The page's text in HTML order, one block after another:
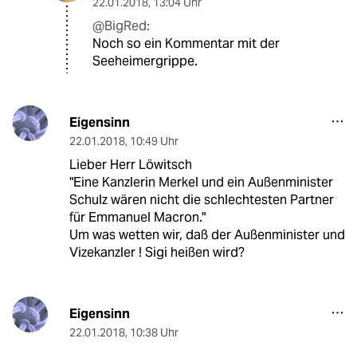
@BigRed:
Noch so ein Kommentar mit der
Seeheimergrippe.
Eigensinn
22.01.2018, 10:49 Uhr
Lieber Herr Löwitsch
"Eine Kanzlerin Merkel und ein Außenminister
Schulz wären nicht die schlechtesten Partner
für Emmanuel Macron."
Um was wetten wir, daß der Außenminister und
Vizekanzler ! Sigi heißen wird?
Eigensinn
22.01.2018, 10:38 Uhr